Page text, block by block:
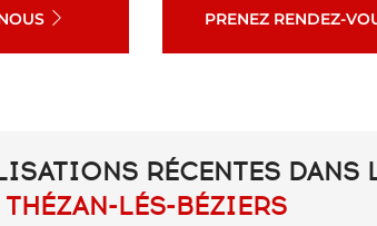
PRENEZ RENDEZ-
RÉCENTES DANS
THÉZAN-LÉS-BÉZIERS